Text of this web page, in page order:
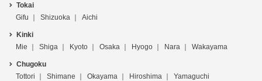
Tokai
Gifu
Shizuoka Aichi
Kinki
Mie
Shiga Kyoto Osaka Hyogo Nara Wakayama
Chugoku
Tottori
Shimane Okayama Hiroshima Yamaguchi